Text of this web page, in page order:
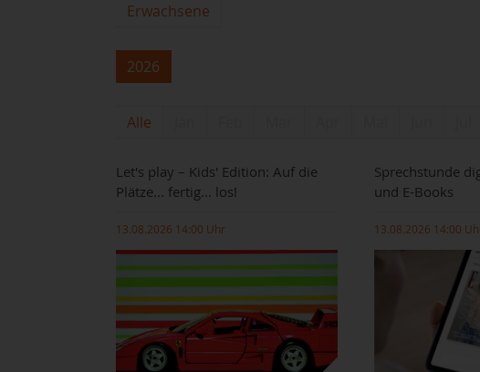
Erwachsene
2026
Alle
Let's play – Kids' Edition: Auf die
Plätze... fertig... los!
13.08.2026 14:00 Uhr
Sprechstunde
und E-Books
13.08.2026 14:00